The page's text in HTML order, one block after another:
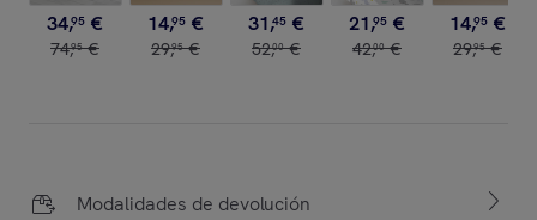
34,95 €
74,95 €
14,95 €
29,95 €
31,45 €
52,00 €
21,95 €
42,00 €
14,95 €
29,95 €
Modalidades de devolución